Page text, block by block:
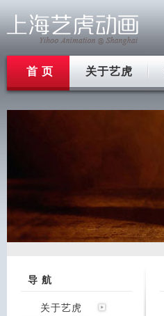
首 页 关于艺虎
导 航
关于艺虎